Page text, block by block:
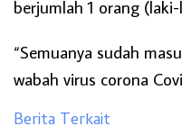
berjumlah 1 orang
“Semuanya sudah
wabah virus corona
Berita Terkait